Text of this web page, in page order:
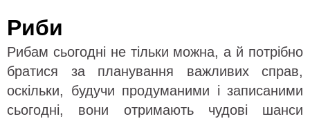
Риби
Рибам сьогодні не тільки можна, а й потрібно
братися за планування важливих справ,
оскільки, будучи продуманими і записаними
сьогодні, вони отримають чудові шанси